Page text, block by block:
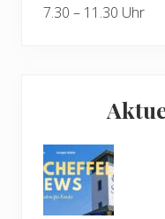
7.30 – 11.30 Uhr